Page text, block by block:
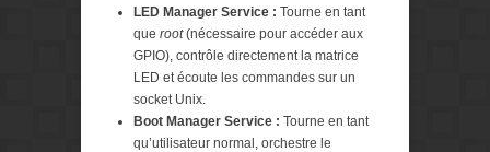
LED Manager Service : Tourne en tant
que root(nécessaire pour accéder aux
GPIO), contrôle directement la matrice
LED et écoute les commandes sur un
socket Unix.
Boot Manager Service : Tourne en tant
qu’utilisateur normal, orchestre le